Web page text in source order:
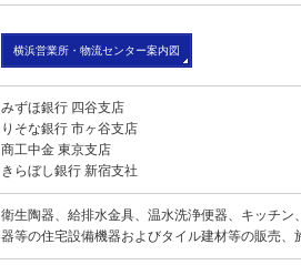
横浜営業所・物流センター案内図
みずほ銀行 四谷支店
りそな銀行 市ヶ谷支店
商工中金 東京支店
きらぼし銀行 新宿支社
衛生陶器、給排水金具、温水洗浄便器、キッチン
器等の住宅設備機器およびタイル建材等の販売、